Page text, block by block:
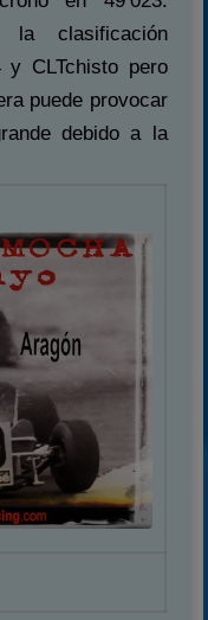
la clasificación
y CLTchisto pero
puede provocar
debido a la